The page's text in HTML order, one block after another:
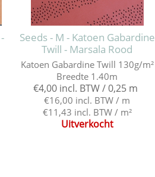
Seeds - M - Katoen Gabardine
Twill - Marsala Rood
Katoen Gabardine Twill 130g/m²
Breedte 1.40m
€4,00 incl. BTW / 0,25 m
€16,00 incl. BTW / m
€11,43 incl. BTW / m²
Uitverkocht